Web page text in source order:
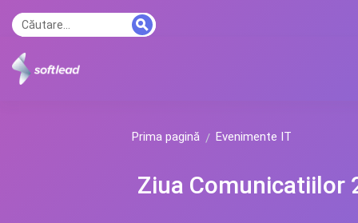
Prima pagină Evenimente IT
Ziua Comunicatiilor